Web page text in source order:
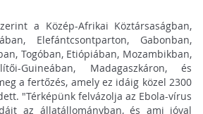
a Közép-Afrikai Köztársaságban,
Elefántcsontparton, Gabonban,
Togóban, Etiópiában, Mozambikban,
Guineában, Madagaszkáron, és
a fertőzés, amely ez idáig közel 2300
"Térképünk felvázolja az Ebola-vírus
az állatállományban, és ami jóval